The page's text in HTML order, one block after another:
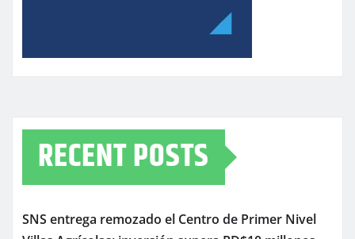
RECENT POSTS
SNS entrega remozado el Centro de Primer Nivel